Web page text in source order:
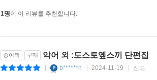
1명이 이 리뷰를 추천합니다.
종이책 구매 악어 외 :도스토옢스끼 단편집
b******h 2024-11-19 신고